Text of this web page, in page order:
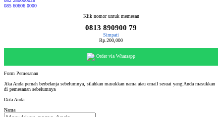
085 60606 0000
Klik nomor untuk memesan
0813 890900 79
Simpati
Rp.200,000
Order via Whatsapp
Form Pemesanan
Jika Anda pernah berbelanja sebelumnya, silahkan masukkan nama atau email sesuai yang Anda masukkan
di pemesanan sebelumnya
Data Anda
Nama